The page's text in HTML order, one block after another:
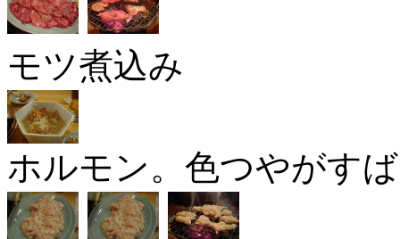
モツ煮込み
ホルモン。色つやがす